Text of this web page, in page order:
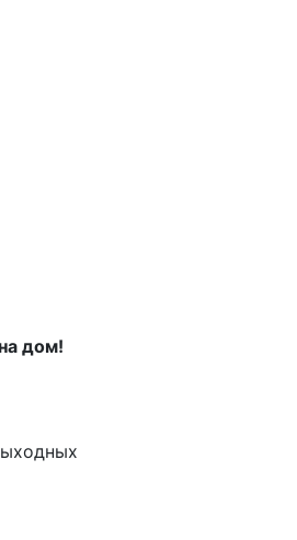
дом!